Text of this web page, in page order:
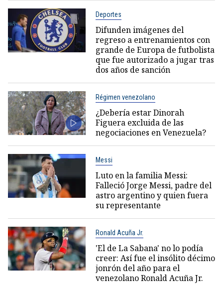
Deportes
Difunden imágenes del
regreso a entrenamientos con
grande de Europa de futbolista
que fue autorizado a jugar tras
dos años de sanción
Régimen venezolano
¿Debería estar Dinorah
Figuera excluida de las
negociaciones en Venezuela?
Messi
Luto en la familia Messi:
Falleció Jorge Messi, padre del
astro argentino y quien fuera
su representante
Ronald Acuña Jr.
'El de La Sabana' no lo podía
creer: Así fue el insólito décimo
jonrón del año para el
venezolano Ronald Acuña Jr.